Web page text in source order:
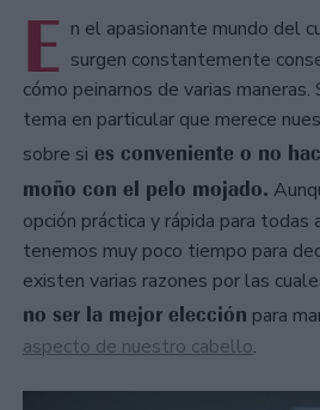
E n el apasionante mundo del
surgen constantemente
cómo peinarnos de varias maneras.
tema en particular que merece
sobre si es conveniente o no
moño con el pelo mojado.
opción práctica y rápida para todas
tenemos muy poco tiempo para
existen varias razones por las
no ser la mejor elección para
aspecto de nuestro cabello.